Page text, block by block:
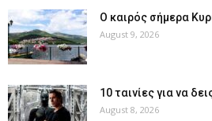
Ο καιρός σήμερα
August 9, 2026
10 ταινίες για να
August 8, 2026